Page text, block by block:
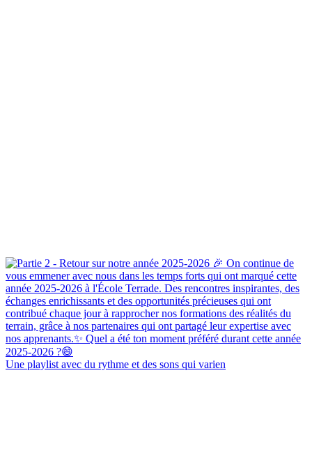
Une playlist avec du rythme et des sons qui varien